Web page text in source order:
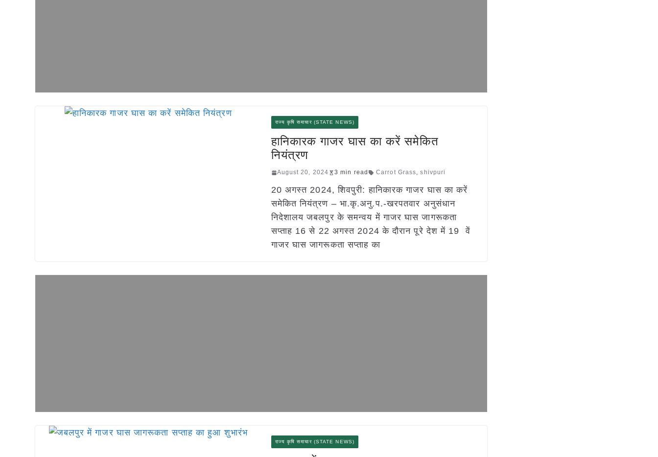
राज्य कृषि समाचार (STATE NEWS)
हानिकारक गाजर घास का करें समेकित
नियंत्रण
August 20, 2024 3 min read Carrot Grass,shivpuri
20 अगस्त 2024, शिवपुरी: हानिकारक गाजर घास का करें
समेकित नियंत्रण – भा.कृ.अनु.प.-खरपतवार अनुसंधान
निदेशालय जबलपुर के समन्वय में गाजर घास जागरूकता
सप्ताह 16 से 22 अगस्त 2024 के दौरान पूरे देश में 19 वें
गाजर घास जागरूकता सप्ताह का
राज्य कृषि समाचार (STATE NEWS)